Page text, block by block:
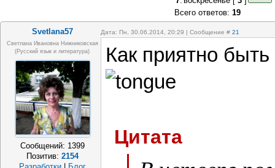
Всего ответов: 19
Svetlana57 Дата: Пн, 30.06.2014, 20:29 | Сообщение # 21
Светлана Ивановна Нижниковская
(русский язык и литература)
Сообщений: 1399
Позитив: 2154
Как приятно
Цитата